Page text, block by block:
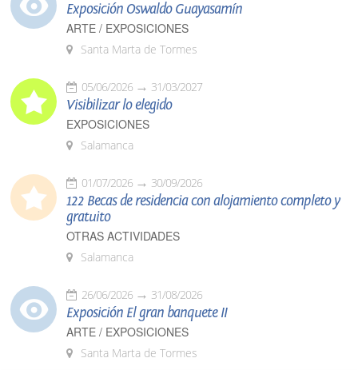
Exposición Oswaldo Guayasamín
ARTE / EXPOSICIONES
Santa Marta de Tormes
05/06/2026 31/03/2027
Visibilizar lo elegido
EXPOSICIONES
Salamanca
01/07/2026 30/09/2026
122 Becas de residencia con alojamiento completo y
gratuito
OTRAS ACTIVIDADES
Salamanca
26/06/2026 31/08/2026
Exposición El gran banquete II
ARTE / EXPOSICIONES
Santa Marta de Tormes